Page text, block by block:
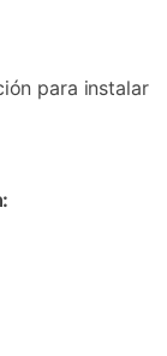
para instalar